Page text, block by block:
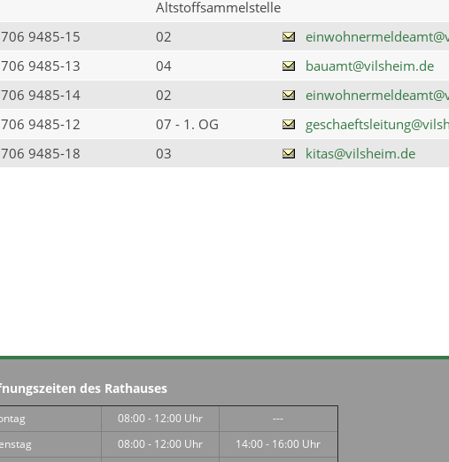
Altstoffsammelstelle
9485-15 02
9485-13 04
bauamt@vilsheim.de
9485-14 02
9485-12 07 - 1. OG
9485-18 03 kitas@vilsheim.de
des Rathauses
08:00 - 12:00 Uhr
---
08:00 - 12:00 Uhr
14:00 - 16:00 Uhr